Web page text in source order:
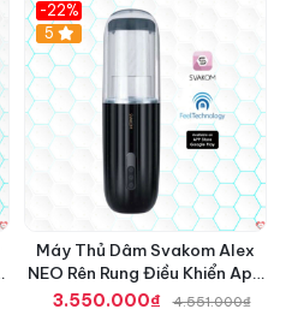
-22%
5
Máy Thủ Dâm Svakom Alex
NEO Rên Rung Điều Khiển App
Siêu Phê
3.550.000₫ 4.551.000₫